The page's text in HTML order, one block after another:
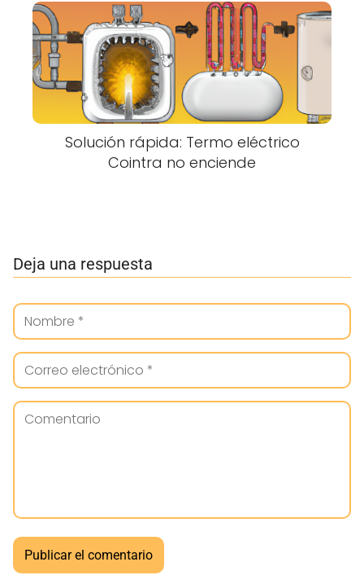
Solución rápida: Termo eléctrico
Cointra no enciende
Deja una respuesta